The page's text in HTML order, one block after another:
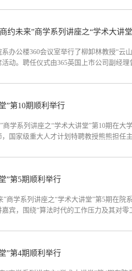
约未来”商学系列讲座之“学术大讲
办公楼360会议室举行了柳卸林教授“云
动。聘任仪式由365英国上市公司副经
”第10期顺利举行
学系列讲座之“学术大讲堂”第10期在大
国家级重大人才计划特聘教授熊熊担任
”第5期顺利举行
商学系列讲座之“学术大讲堂”第5期在院
宾，围绕“算法时代的工作压力及其对
”第4期顺利举行